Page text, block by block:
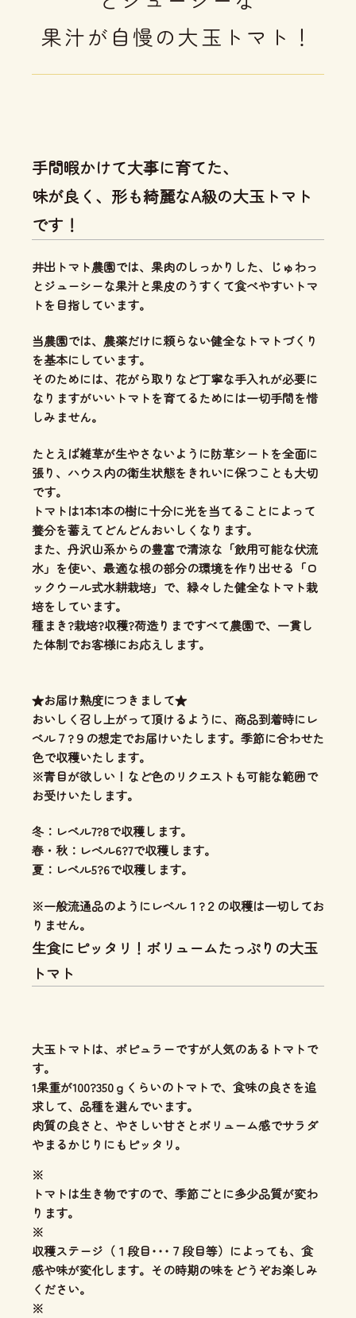
果汁が自慢の大玉トマト！
手間暇かけて大事に育てた、
味が良く、形も綺麗なA級の大玉トマト
です！
井出トマト農園では、 果肉のしっかりした、じゅわっ
とジューシーな果汁と果皮のうすくて食べやすいトマ
トを目指しています。
当農園では、 農薬だけに頼らない健全なトマトづくり
を基本にしています。
そのためには、花がら取りなど丁寧な手入れが必要に
なりますがいいトマトを育てるためには一切手間を惜
しみません。
たとえば雑草が生やさないように防草シートを全面に
張り、ハウス内の衛生状態をきれいに保つことも大切
です。
トマトは1本1本の樹に十分に光を当てることによって
養分を蓄えてどんどんおいしくなります。
また、丹沢山系からの豊富で清涼な「飲用可能な伏流
水」を使い、 最適な根の部分の環境を作り出せる「ロ
ックウール式水耕栽培」 で、緑々した健全なトマト栽
培をしています。
種まき?栽培?収穫?荷造りまですべて農園で、一貫し
た体制でお客様にお応えします。
★お届け熟度につきまして★
おいしく召し上がって頂けるように、商品到着時にレ
ベル７?９の想定でお届けいたします。季節に合わせた
色で収穫いたします。
※青目が欲しい！など色のリクエストも可能な範囲で
お受けいたします。
冬：レベル7?8で収穫します。
春・秋：レベル6?7で収穫します。
夏：レベル5?6で収穫します。
※一般流通品のようにレベル１?２の収穫は一切してお
りません。
生食にピッタリ！ボリュームたっぷりの大玉
トマト
大玉トマトは、ポピュラーですが人気のあるトマトで
す。
1果重が100?350ｇくらいのトマトで、食味の良さを追
求して、品種を選んでいます。
肉質の良さと、やさしい甘さとボリューム感でサラダ
やまるかじりにもピッタリ。
※
トマトは生き物ですので、季節ごとに多少品質が変わ
ります。
※
収穫ステージ（１段目･･･７段目等）によっても、食
感や味が変化します。その時期の味をどうぞお楽しみ
ください。
※